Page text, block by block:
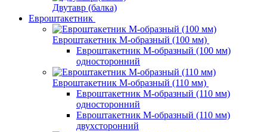
Двутавр (балка)
Евроштакетник
Евроштакетник М-образный (100 мм)
Евроштакетник М-образный (100 мм)
односторонний
Евроштакетник М-образный (110 мм)
Евроштакетник М-образный (110 мм)
односторонний
Евроштакетник М-образный (110 мм)
двухсторонний